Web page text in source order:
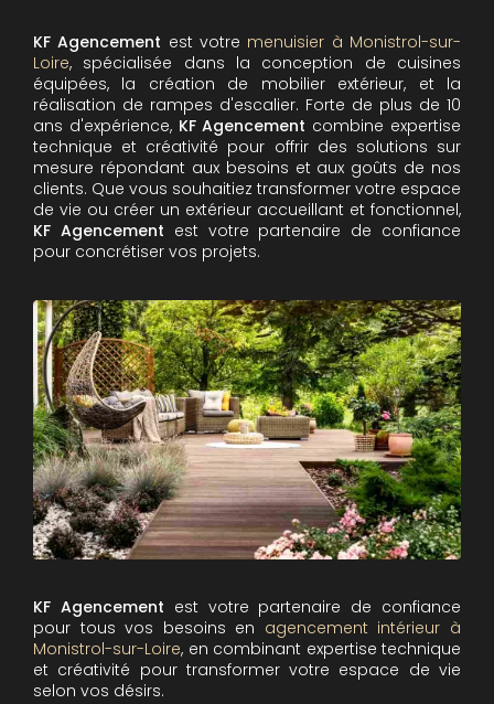
KF Agencement est votre menuisier à Monistrol-sur-
Loire, spécialisée dans la conception de cuisines
équipées, la création de mobilier extérieur, et la
réalisation de rampes d'escalier. Forte de plus de 10
ans d'expérience, KF Agencement combine expertise
technique et créativité pour offrir des solutions sur
mesure répondant aux besoins et aux goûts de nos
clients. Que vous souhaitiez transformer votre espace
de vie ou créer un extérieur accueillant et fonctionnel,
KF Agencement est votre partenaire de confiance
pour concrétiser vos projets.
KF Agencement est votre partenaire de confiance
pour tous vos besoins en agencement intérieur à
Monistrol-sur-Loire, en combinant expertise technique
et créativité pour transformer votre espace de vie
selon vos désirs.